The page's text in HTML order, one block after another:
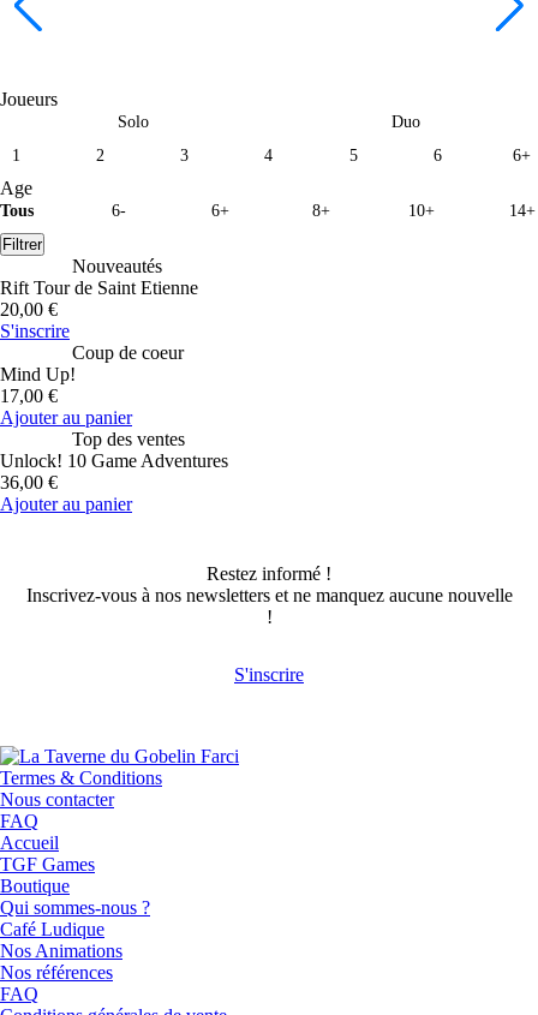
Joueurs
Solo
Duo
1
2 3 4 5 6 6+
Age
Tous 6- 6+ 8+ 10+
14+
Filtrer
Nouveautés
Rift Tour de Saint Etienne
20,00 €
S'inscrire
Coup de coeur
Mind Up!
17,00 €
Ajouter au panier
Top des ventes
Unlock! 10 Game Adventures
36,00 €
Ajouter au panier
Restez informé !
Inscrivez-vous à nos newsletters et ne manquez aucune nouvelle
!
S'inscrire
Termes & Conditions
Nous contacter
FAQ
Accueil
TGF Games
Boutique
Qui sommes-nous ?
Café Ludique
Nos Animations
Nos références
FAQ